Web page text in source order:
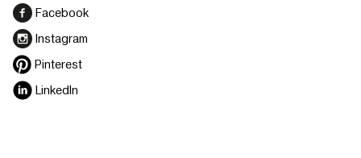
Facebook
Instagram
Pinterest
LinkedIn